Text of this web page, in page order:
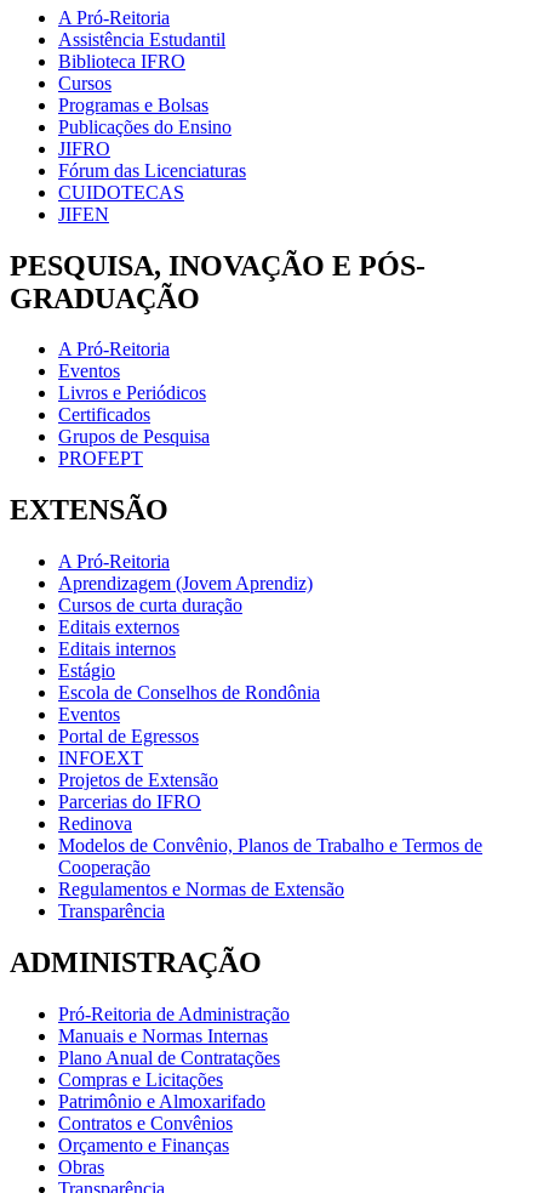
A Pró-Reitoria
Assistência Estudantil
Biblioteca IFRO
Cursos
Programas e Bolsas
Publicações do Ensino
JIFRO
Fórum das Licenciaturas
CUIDOTECAS
JIFEN
PESQUISA, INOVAÇÃO E PÓS-
GRADUAÇÃO
A Pró-Reitoria
Eventos
Livros e Periódicos
Certificados
Grupos de Pesquisa
PROFEPT
EXTENSÃO
A Pró-Reitoria
Aprendizagem (Jovem Aprendiz)
Cursos de curta duração
Editais externos
Editais internos
Estágio
Escola de Conselhos de Rondônia
Eventos
Portal de Egressos
INFOEXT
Projetos de Extensão
Parcerias do IFRO
Redinova
Modelos de Convênio, Planos de Trabalho e Termos de
Cooperação
Regulamentos e Normas de Extensão
Transparência
ADMINISTRAÇÃO
Pró-Reitoria de Administração
Manuais e Normas Internas
Plano Anual de Contratações
Compras e Licitações
Patrimônio e Almoxarifado
Contratos e Convênios
Orçamento e Finanças
Obras
Transparência